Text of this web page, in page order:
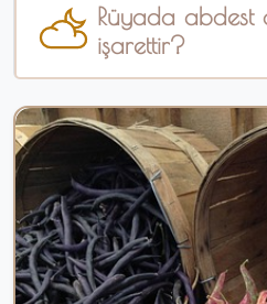
Rüyada abdest
işarettir?